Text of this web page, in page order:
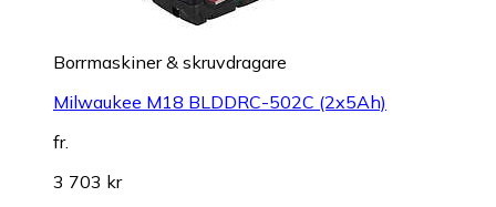
Borrmaskiner & skruvdragare
Milwaukee M18 BLDDRC-502C (2x5Ah)
fr.
3 703 kr